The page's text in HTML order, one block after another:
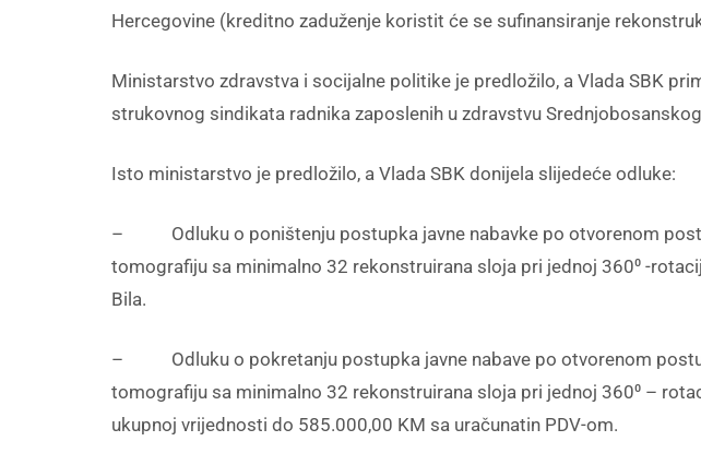
Hercegovine (kreditno zaduženje koristit će se sufinansiranje
Ministarstvo zdravstva i socijalne politike je predložilo, a Vlada SBK
strukovnog sindikata radnika zaposlenih u zdravstvu
Isto ministarstvo je predložilo, a Vlada SBK donijela slijedeće odluke:
– Odluku o poništenju postupka javne nabavke po otvorenom
tomografiju sa minimalno 32 rekonstruirana sloja pri jednoj 360⁰ -
Bila.
– Odluku o pokretanju postupka javne nabave po otvorenom
tomografiju sa minimalno 32 rekonstruirana sloja pri jednoj 360⁰ –
ukupnoj vrijednosti do 585.000,00 KM sa uračunatin PDV-om.